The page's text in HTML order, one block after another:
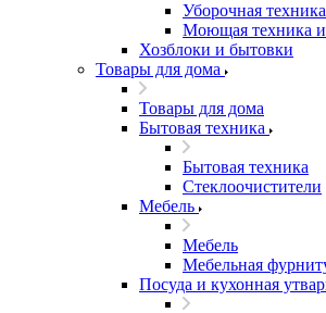
Уборочная
Моющая техника и
Хозблоки и бытовки
Товары для дома
Товары для дома
Бытовая техника
Бытовая техника
Стеклоочистители
Мебель
Мебель
Мебельная
Посуда и кухонная